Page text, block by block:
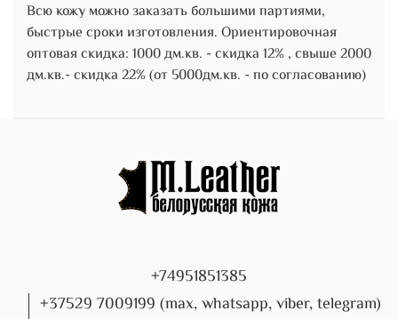
Всю кожу можно заказать большими партиями,
быстрые сроки изготовления. Ориентировочная
оптовая скидка: 1000 дм.кв. - скидка 12% , свыше 2000
дм.кв.- скидка 22% (от 5000дм.кв. - по согласованию)
+74951851385
+37529 7009199 (max, whatsapp, viber, telegram)